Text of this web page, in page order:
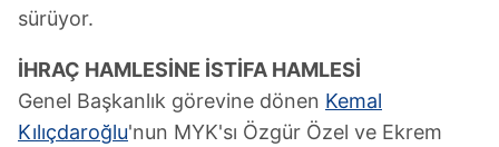
sürüyor.
İHRAÇ HAMLESİNE İSTİFA HAMLESİ
Genel Başkanlık görevine dönen Kemal
Kılıçdaroğlu'nun MYK'sı Özgür Özel ve Ekrem